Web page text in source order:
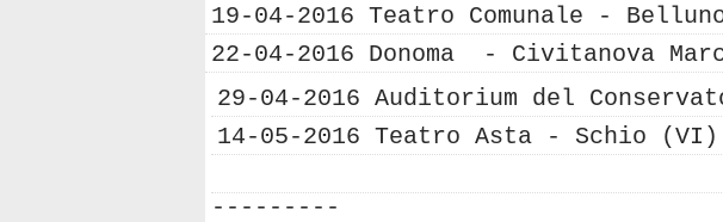
19-04-2016 Teatro Comunale -
22-04-2016 Donoma - Civitanova
29-04-2016 Auditorium del
14-05-2016 Teatro Asta - Schio (VI)
---------